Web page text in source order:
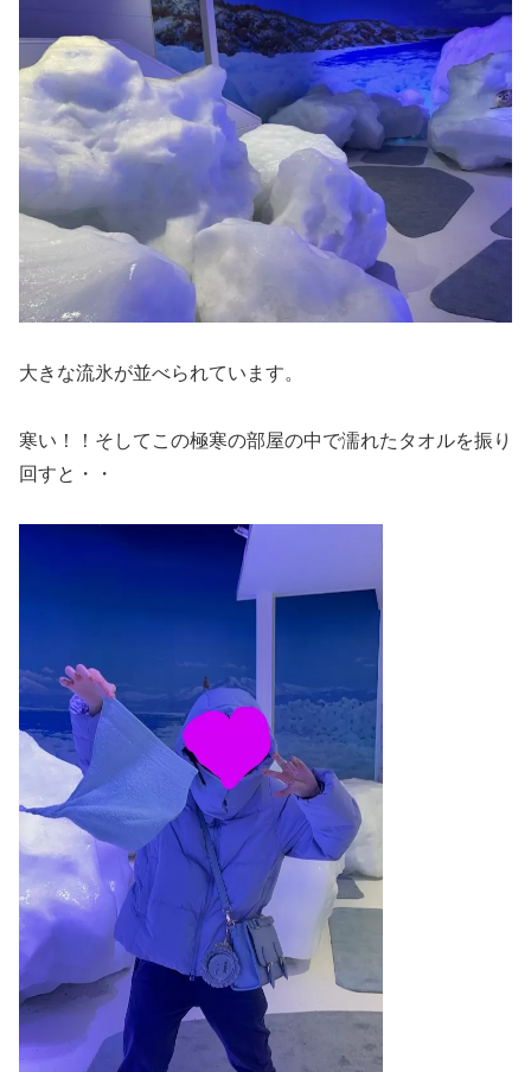
大きな流氷が並べられています。
寒い！！そしてこの極寒の部屋の中で濡れたタオルを振り
回すと・・